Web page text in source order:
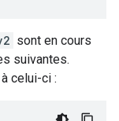
sont en cours
suivantes.
celui-ci :